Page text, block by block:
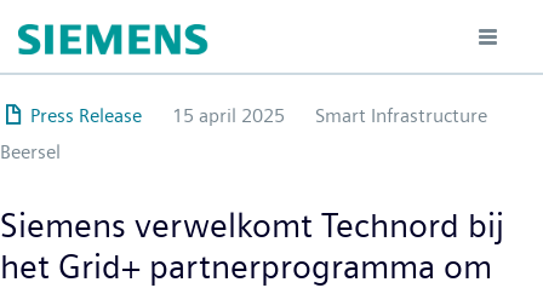
en
naar
de
inhoud
gaan
Press Release 15 april 2025
Smart Infrastructure
Beersel
Siemens verwelkomt Technord bij
het Grid+ partnerprogramma om